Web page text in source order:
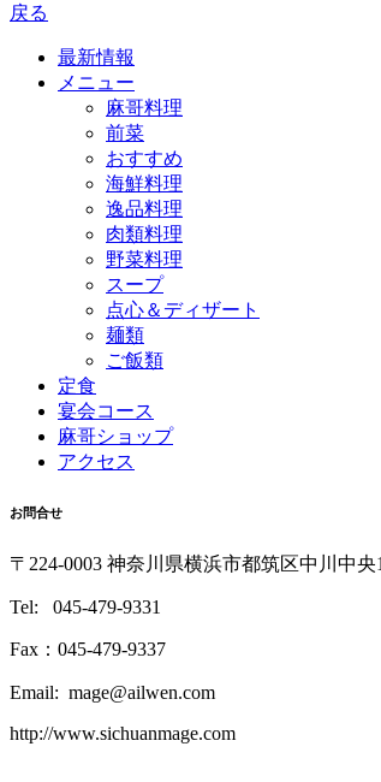
戻る
最新情報
メニュー
麻哥料理
前菜
おすすめ
海鮮料理
逸品料理
肉類料理
野菜料理
スープ
点心＆ディザート
麺類
ご飯類
定食
宴会コース
麻哥ショップ
アクセス
お問合せ
〒224-0003 神奈川県横浜市都筑区中川中
Tel: 045-479-9331
Fax：045-479-9337
Email: mage@ailwen.com
http://www.sichuanmage.com